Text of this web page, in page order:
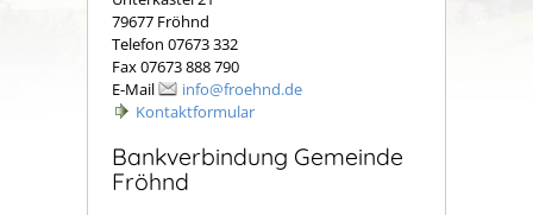
79677 Fröhnd
Telefon 07673 332
Fax 07673 888 790
E-Mail
info@froehnd.de
Kontaktformular
Bankverbindung Gemeinde
Fröhnd